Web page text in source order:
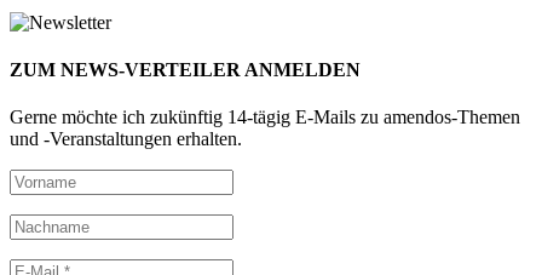
ZUM NEWS-VERTEILER ANMELDEN
Gerne möchte ich zukünftig 14-tägig E-Mails zu amendos-Themen
und -Veranstaltungen erhalten.